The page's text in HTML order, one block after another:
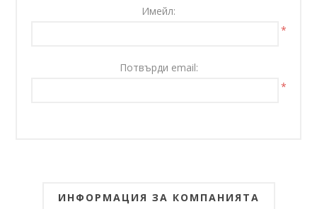
Имейл:
*
Потвърди email:
*
ИНФОРМАЦИЯ ЗА КОМПАНИЯТА